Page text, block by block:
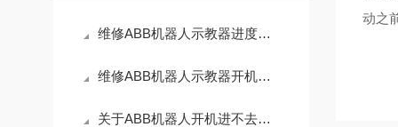
维修ABB机器人示教器进度条死机不动（当天修好故障）
维修ABB机器人示教器开机进不去系统界面（芯片级修理）
关于ABB机器人开机进不去系统界面常见故障修理方法
动之